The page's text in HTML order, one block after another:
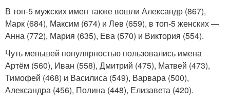
В топ-5 мужских имен также вошли Александр (867),
Марк (684), Максим (674) и Лев (659), в топ-5 женских —
Анна (772), Мария (635), Ева (570) и Виктория (554).
Чуть меньшей популярностью пользовались имена
Артём (560), Иван (558), Дмитрий (475), Матвей (473),
Тимофей (468) и Василиса (549), Варвара (500),
Александра (456), Полина (448), Елизавета (420).